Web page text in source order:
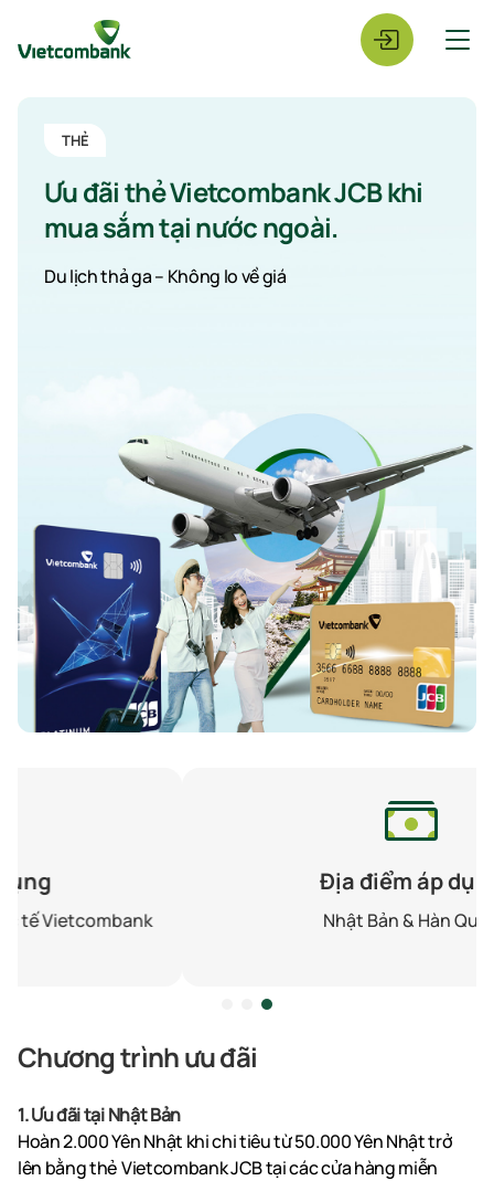
THẺ
Ưu đãi thẻ Vietcombank JCB khi
mua sắm tại nước ngoài.
Du lịch thả ga – Không lo về giá
Địa điểm áp dụng
Nhật Bản & Hàn Quốc
Chương trình ưu đãi
1. Ưu đãi tại Nhật Bản
Hoàn 2.000 Yên Nhật khi chi tiêu từ 50.000 Yên Nhật trở
lên bằng thẻ Vietcombank JCB tại các cửa hàng miễn